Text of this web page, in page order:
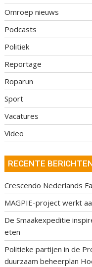
Omroep nieuws
Podcasts
Politiek
Reportage
Roparun
Sport
Vacatures
Video
RECENTE
Crescendo Nederlands
MAGPIE-project werkt
De Smaakexpeditie
eten
Politieke partijen in de
duurzaam beheerplan